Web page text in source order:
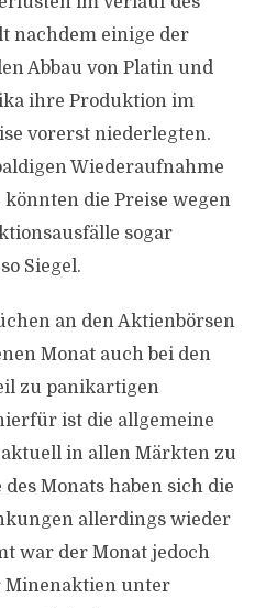
nachdem einige der
Abbau von Platin und
ihre Produktion im
vorerst niederlegten.
Wiederaufnahme
die Preise wegen
sogar
Siegel.
an den Aktienbörsen
Monat auch bei den
zu panikartigen
ist die allgemeine
in allen Märkten zu
Monats haben sich die
allerdings wieder
war der Monat jedoch
Minenaktien unter